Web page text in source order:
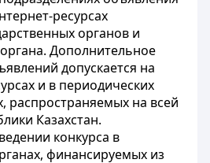
ресурсах
органов и
Дополнительное
допускается на
и в периодических
распространяемых на всей
Казахстан.
конкурса в
финансируемых из